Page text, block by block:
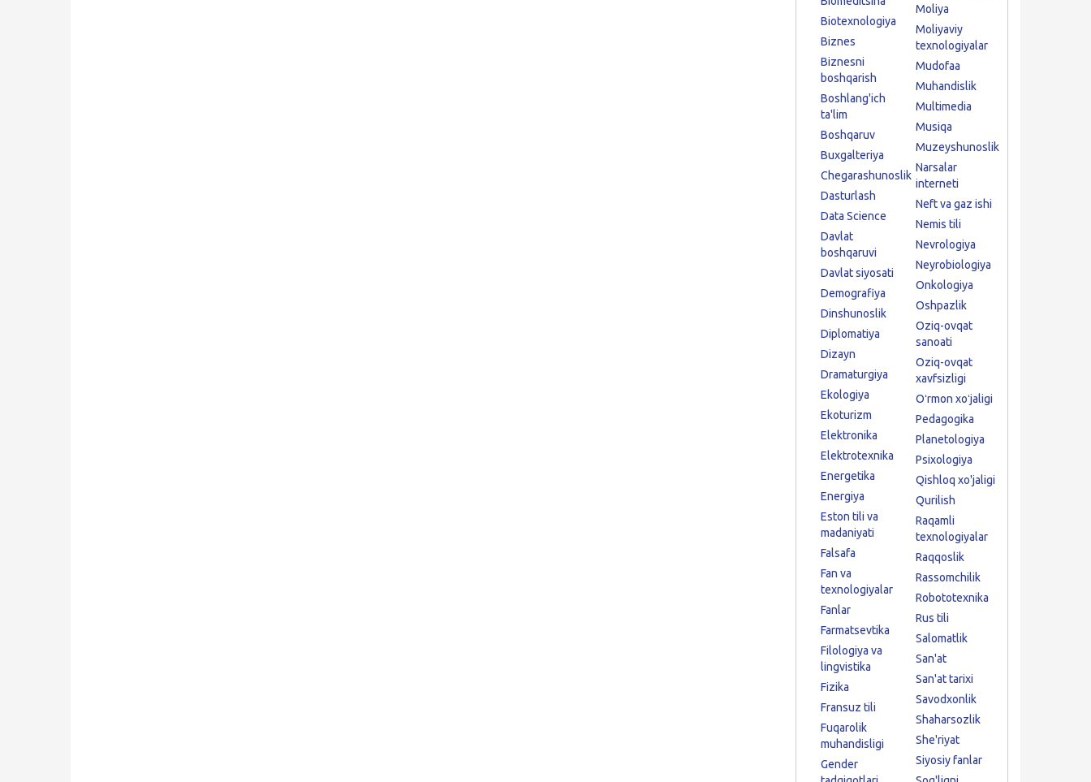
Biotexnologiya
Biznes
Biznesni
boshqarish
Boshlang'ich
ta'lim
Boshqaruv
Buxgalteriya
Chegarashunoslik
Dasturlash
Data Science
Davlat
boshqaruvi
Davlat siyosati
Demografiya
Dinshunoslik
Diplomatiya
Dizayn
Dramaturgiya
Ekologiya
Ekoturizm
Elektronika
Elektrotexnika
Energetika
Energiya
Eston tili va
madaniyati
Falsafa
Fan va
texnologiyalar
Fanlar
Farmatsevtika
Filologiya va
lingvistika
Fizika
Fransuz tili
Fuqarolik
muhandisligi
Gender
Moliya
Moliyaviy
texnologiyalar
Mudofaa
Muhandislik
Multimedia
Musiqa
Muzeyshunoslik
Narsalar
interneti
Neft va gaz ishi
Nemis tili
Nevrologiya
Neyrobiologiya
Onkologiya
Oshpazlik
Oziq-ovqat
sanoati
Oziq-ovqat
xavfsizligi
Oʻrmon xoʻjaligi
Pedagogika
Planetologiya
Psixologiya
Qishloq xo'jaligi
Qurilish
Raqamli
texnologiyalar
Raqqoslik
Rassomchilik
Robototexnika
Rus tili
Salomatlik
San'at
San'at tarixi
Savodxonlik
Shaharsozlik
She'riyat
Siyosiy fanlar